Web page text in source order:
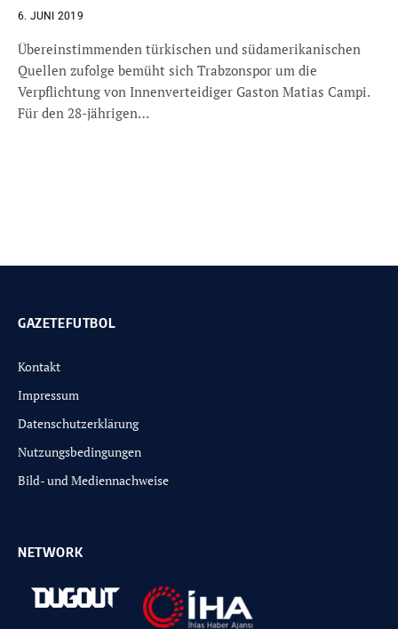
6. JUNI 2019
Übereinstimmenden türkischen und südamerikanischen
Quellen zufolge bemüht sich Trabzonspor um die
Verpflichtung von Innenverteidiger Gaston Matias Campi.
Für den 28-jährigen…
GAZETEFUTBOL
Kontakt
Impressum
Datenschutzerklärung
Nutzungsbedingungen
Bild- und Mediennachweise
NETWORK